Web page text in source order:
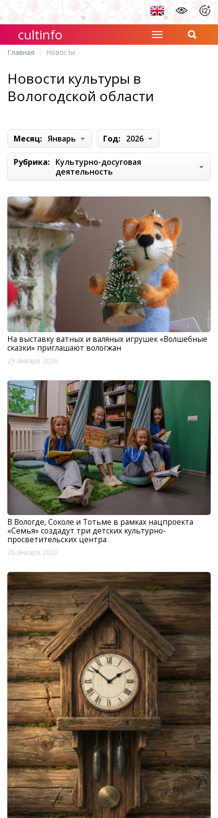
cultinfo
Главная Новости
Новости культуры в
Вологодской области
Месяц: Январь Год: 2026
Рубрика: Культурно-досуговая
деятельность
На выставку ватных и валяных игрушек «Волшебные
сказки» приглашают вологжан
29 января 2026
В Вологде, Соколе и Тотьме в рамках нацпроекта
«Семья» создадут три детских культурно-
просветительских центра
26 января 2026